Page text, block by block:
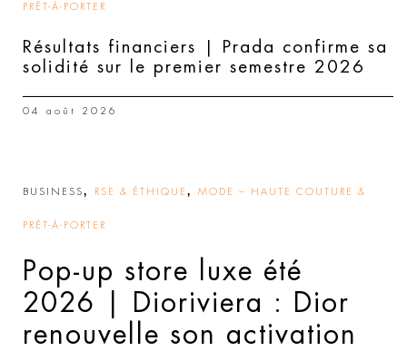
PRÊT-À-PORTER
Résultats financiers | Prada confirme sa
solidité sur le premier semestre 2026
04 août 2026
BUSINESS, RSE & ÉTHIQUE , MODE – HAUTE COUTURE &
PRÊT-À-PORTER
Pop-up store luxe été
2026 | Dioriviera : Dior
renouvelle son activation